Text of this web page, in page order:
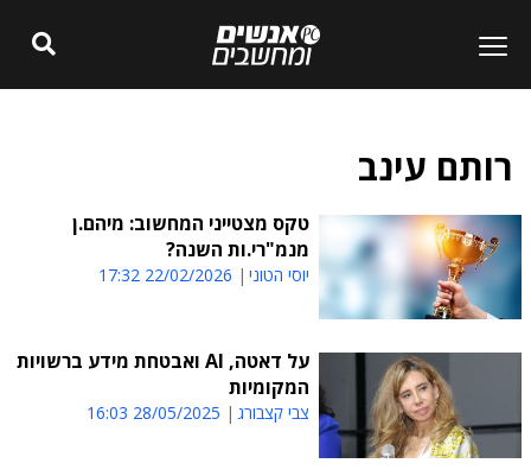
רותם עינב
טקס מצטייני המחשוב: מיהם.ן
מנמ"רי.ות השנה?
יוסי הטוני 22/02/2026 17:32
על דאטה, AI ואבטחת מידע ברשויות
המקומיות
צבי קצבורג 28/05/2025 16:03